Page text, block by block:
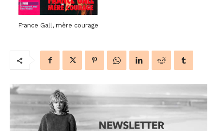
France Gall, mère courage